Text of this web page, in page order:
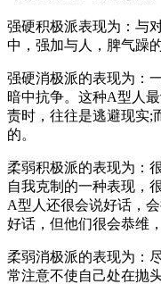
强硬积极派表现为：与
中，强加与人，脾气躁
强硬消极派的表现为：
暗中抗争。这种A型人
责时，往往是逃避现实;
的。
柔弱积极派的表现为：
自我克制的一种表现，
A型人还很会说好话，
好话，但他们很会恭维
柔弱消极派的表现为：
常注意不使自己处在抛